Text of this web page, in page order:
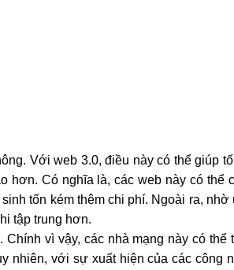
Với web 3.0, điều này có thể giúp
hơn. Có nghĩa là, các web này có thể
tốn kém thêm chi phí. Ngoài ra, nhờ
tập trung hơn.
vì vậy, các nhà mạng này có thể
nhiên, với sự xuất hiện của các công